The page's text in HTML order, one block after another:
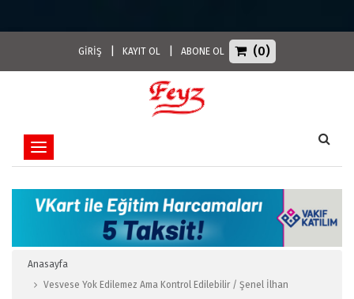
GİRİŞ KAYIT OL ABONE OL (0)
Toggle navigation
Anasayfa
Vesvese Yok Edilemez Ama Kontrol Edilebilir / Şenel İlhan